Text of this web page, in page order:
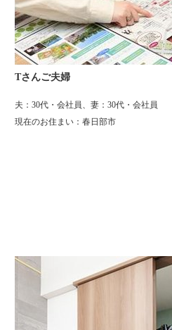
Tさんご夫婦
夫：30代・会社員、妻：30代・会社員
現在のお住まい：春日部市